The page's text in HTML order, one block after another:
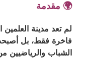
🌍 مقدمة
لم تعد مدينة
فاخرة فقط، بل
الشباب والرياضيين